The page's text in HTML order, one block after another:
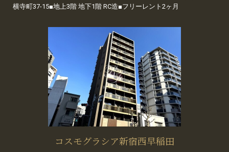
横寺町37-15■地上3階 地下1階 RC造■フリーレント2ヶ月
コスモグラシア新宿西早稲田